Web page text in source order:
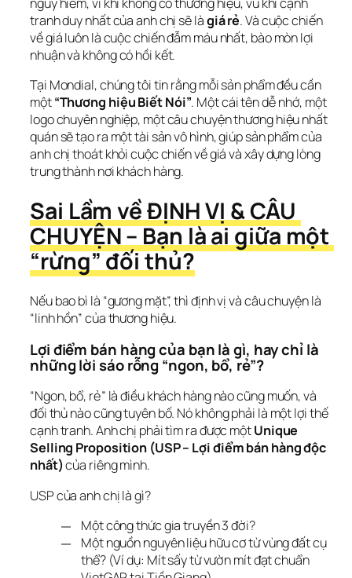
tranh duy nhất của anh chị sẽ là giá rẻ. Và cuộc chiến
về giá luôn là cuộc chiến đẫm máu nhất, bào mòn lợi
nhuận và không có hồi kết.
Tại Mondial, chúng tôi tin rằng mỗi sản phẩm đều cần
một “Thương hiệu Biết Nói”. Một cái tên dễ nhớ, một
logo chuyên nghiệp, một câu chuyện thương hiệu nhất
quán sẽ tạo ra một tài sản vô hình, giúp sản phẩm của
anh chị thoát khỏi cuộc chiến về giá và xây dựng lòng
trung thành nơi khách hàng.
Sai Lầm về ĐỊNH VỊ & CÂU
CHUYỆN – Bạn là ai giữa một
“rừng” đối thủ?
Nếu bao bì là “gương mặt”, thì định vị và câu chuyện là
“linh hồn” của thương hiệu.
Lợi điểm bán hàng của bạn là gì, hay chỉ là
những lời sáo rỗng “ngon, bổ, rẻ”?
“Ngon, bổ, rẻ” là điều khách hàng nào cũng muốn, và
đối thủ nào cũng tuyên bố. Nó không phải là một lợi thế
cạnh tranh. Anh chị phải tìm ra được một Unique
Selling Proposition (USP – Lợi điểm bán hàng độc
nhất) của riêng mình.
USP của anh chị là gì?
Một công thức gia truyền 3 đời?
Một nguồn nguyên liệu hữu cơ từ vùng đất cụ
thể? (Ví dụ: Mít sấy từ vườn mít đạt chuẩn